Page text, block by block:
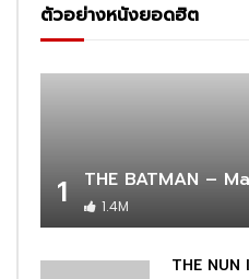
ตัวอย่างหนังยอดฮิต
1 THE BATMAN –
1.4M
THE NUN